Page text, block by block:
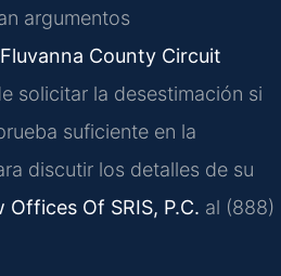
argumentos
Fluvanna County Circuit
solicitar la desestimación si
suficiente en la
discutir los detalles de su
Offices Of SRIS, P.C. al (888)